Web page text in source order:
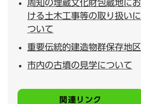
周知の埋蔵文化財包蔵地にお
ける土木工事等の取り扱いに
ついて
重要伝統的建造物群保存地区
市内の古墳の見学について
関連リンク